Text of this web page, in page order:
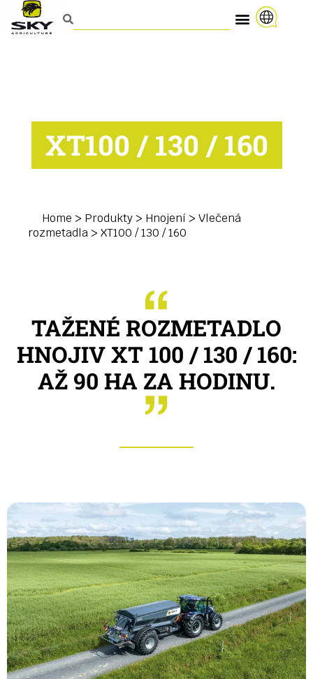
XT100 / 130 / 160
Home > Produkty > Hnojení > Vlečená
rozmetadla > XT100 / 130 / 160
TAŽENÉ ROZMETADLO
HNOJIV XT 100 / 130 / 160:
AŽ 90 HA ZA HODINU.